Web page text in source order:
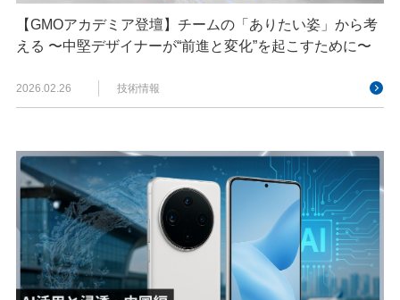
【GMOアカデミア登壇】チームの「ありたい姿」から考
える 〜中堅デザイナーが“前進と変化”を起こすために〜
2026.02.26 技術情報